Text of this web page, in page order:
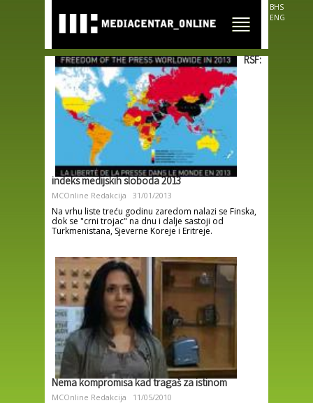
main
content
BHS
ENG
RSF:
indeks medijskih sloboda 2013
MCOnline Redakcija 31/01/2013
Na vrhu liste treću godinu zaredom nalazi se Finska,
dok se "crni trojac" na dnu i dalje sastoji od
Turkmenistana, Sjeverne Koreje i Eritreje.
Nema kompromisa kad tragaš za istinom
MCOnline Redakcija 11/05/2010